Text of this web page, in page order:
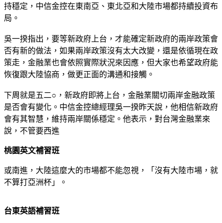
持穩定，中信金控在東南亞、東北亞和大陸市場都持續投資布
局。
吳一揆指出，要等新政府上台，才能確定新政府的兩岸政策會
否有新的做法，如果兩岸政策沒有太大改變，還是依循現在政
策走，金融業也會依照實際狀況來因應，但大家也希望政府能
恢復跟大陸協商，做更正面的溝通和接觸。
下周就是五二○，新政府即將上台，金融業關切兩岸金融政策
是否會有變化。中信金控總經理吳一揆昨天說，他相信新政府
會有其智慧，維持兩岸關係穩定。他表示，對台灣金融業來
說，不管要西進
桃園英文補習班
或南進，大陸這麼大的市場都不能忽視，「沒有大陸市場，就
不算打亞洲杯」。
台東英語補習班